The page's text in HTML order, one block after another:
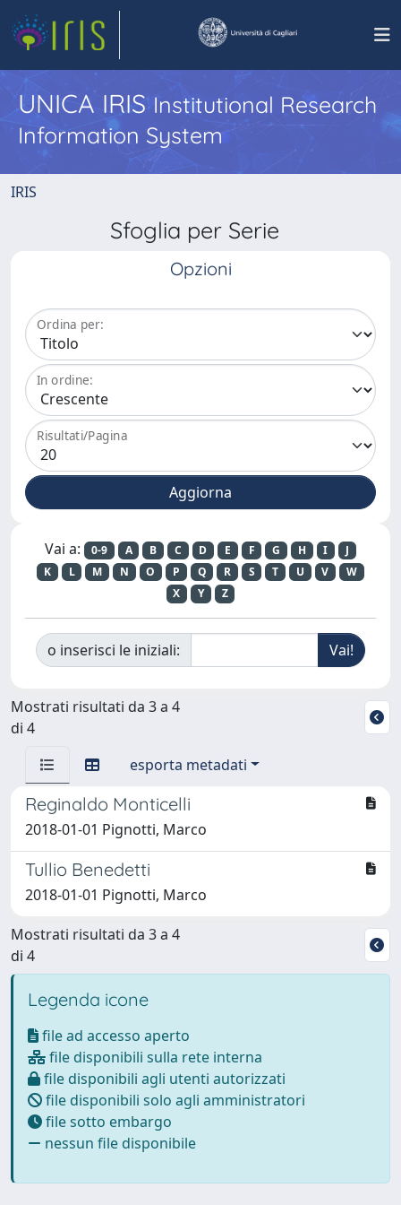
UNICA IRISInstitutional Research
Information System
IRIS
Sfoglia per Serie
Opzioni
Ordina per:
In ordine:
Risultati/Pagina
Vai a: 0-9 A B C D E F G H I
J
K
L M N O P Q R S T U V
W
X
Y Z
o inserisci le iniziali:
Mostrati risultati da 3 a 4
di 4
esporta metadati
Reginaldo Monticelli
2018-01-01 Pignotti, Marco
Tullio Benedetti
2018-01-01 Pignotti, Marco
Mostrati risultati da 3 a 4
di 4
Legenda icone
file ad accesso aperto
file disponibili sulla rete interna
file disponibili agli utenti autorizzati
file disponibili solo agli amministratori
file sotto embargo
nessun file disponibile